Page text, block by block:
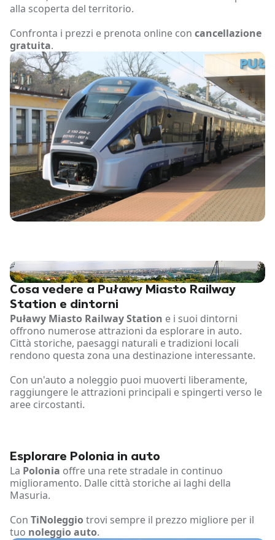
alla scoperta del territorio.
Confronta i prezzi e prenota online con cancellazione
gratuita.
Cosa vedere a Puławy Miasto Railway
Station e dintorni
Puławy Miasto Railway Station e i suoi dintorni
offrono numerose attrazioni da esplorare in auto.
Città storiche, paesaggi naturali e tradizioni locali
rendono questa zona una destinazione interessante.
Con un'auto a noleggio puoi muoverti liberamente,
raggiungere le attrazioni principali e spingerti verso le
aree circostanti.
Esplorare Polonia in auto
La Polonia offre una rete stradale in continuo
miglioramento. Dalle città storiche ai laghi della
Masuria.
Con TiNoleggiotrovi sempre il prezzo migliore per il
tuo noleggio auto.